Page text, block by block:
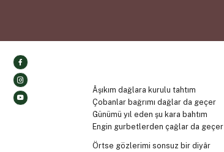
Âşıkım dağlara kurulu tahtım
Çobanlar bağrımı dağlar da geçer
Günümü yıl eden şu kara bahtım
Engin gurbetlerden çağlar da geçer
Örtse gözlerimi sonsuz bir diyâr